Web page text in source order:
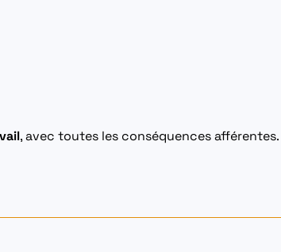
, avec toutes les conséquences afférentes.